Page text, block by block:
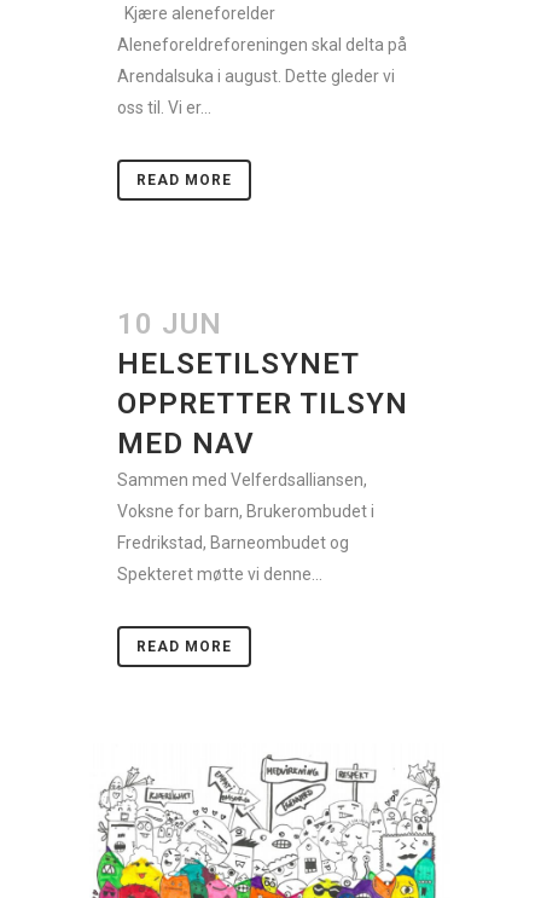
Kjære aleneforelder
Aleneforeldreforeningen skal delta på
Arendalsuka i august. Dette gleder vi
oss til. Vi er...
READ MORE
10 JUN
HELSETILSYNET
OPPRETTER TILSYN
MED NAV
Sammen med Velferdsalliansen,
Voksne for barn, Brukerombudet i
Fredrikstad, Barneombudet og
Spekteret møtte vi denne...
READ MORE